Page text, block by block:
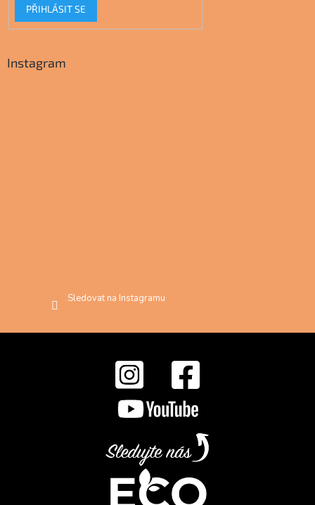
PŘIHLÁSIT SE
Instagram
Sledovat na Instagramu